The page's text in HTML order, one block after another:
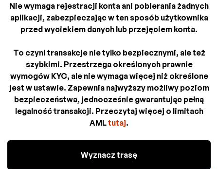
Nie wymaga rejestracji konta ani pobierania żadnych
aplikacji, zabezpieczając w ten sposób użytkownika
przed wyciekiem danych lub przejęciem konta.
To czyni transakcje nie tylko bezpiecznymi, ale też
szybkimi. Przestrzega określonych prawnie
wymogów KYC, ale nie wymaga więcej niż określone
jest w ustawie. Zapewnia najwyższy możliwy poziom
bezpieczeństwa, jednocześnie gwarantując pełną
legalność transakcji. Przeczytaj więcej o limitach
AMLtutaj.
Wyznacz trasę